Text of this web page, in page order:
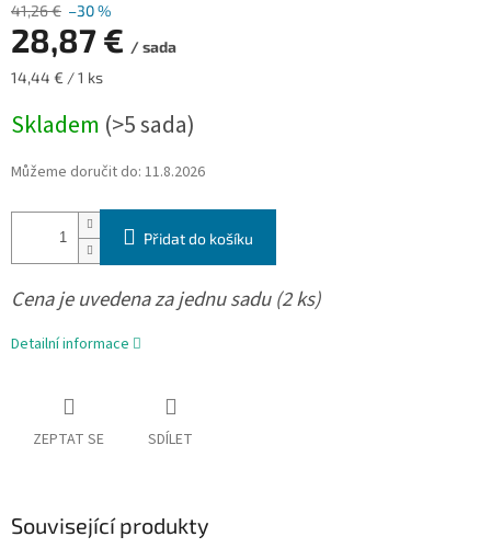
41,26 € –30 %
28,87 € / sada
Měrná
14,44 € / 1 ks
Skladem (>5 sada)
Můžeme doručit do: 11.8.2026
Přidat do košíku
Cena je uvedena za jednu sadu (2 ks)
Detailní informace
ZEPTAT SE SDÍLET
Související produkty